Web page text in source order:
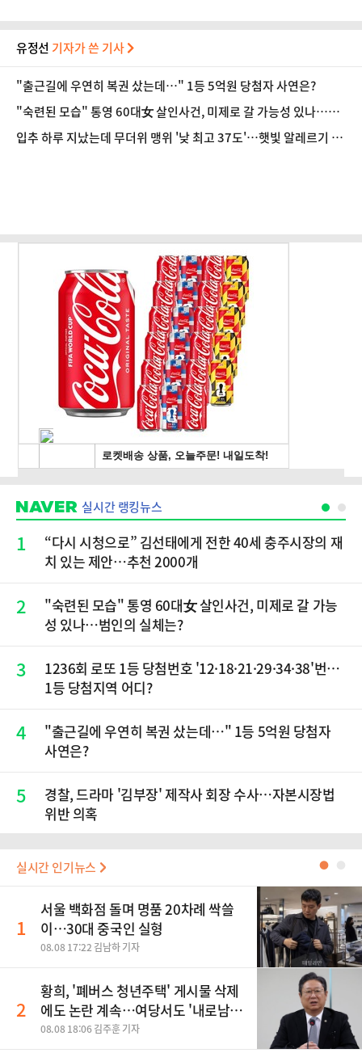
유정선 기자가 쓴 기사
"출근길에 우연히 복권 샀는데…" 1등 5억원 당첨자 사연은?
"숙련된 모습" 통영 60대女 살인사건, 미제로 갈 가능성 있나…범
인의 실체는?
입추 하루 지났는데 무더위 맹위 '낮 최고 37도'…햇빛 알레르기 증
실시간 랭킹뉴스
1
“다시 시청으로” 김선태에게 전한 40세 충주시장의 재
치 있는 제안…추천 2000개
2
"숙련된 모습" 통영 60대女 살인사건, 미제로 갈 가능
성 있나…범인의 실체는?
3
1236회 로또 1등 당첨번호 '12·18·21·29·34·38'번…
1등 당첨지역 어디?
4
"출근길에 우연히 복권 샀는데…" 1등 5억원 당첨자
사연은?
5
경찰, 드라마 '김부장' 제작사 회장 수사…자본시장법
위반 의혹
실시간 인기뉴스 ●
1
서울 백화점 돌며 명품 20차례 싹쓸
이…30대 중국인 실형
08.08 17:22 김남하 기자
2
황희, '폐버스 청년주택' 게시물 삭제
에도 논란 계속…여당서도 '내로남
불' 비판
08.08 18:06 김주훈 기자